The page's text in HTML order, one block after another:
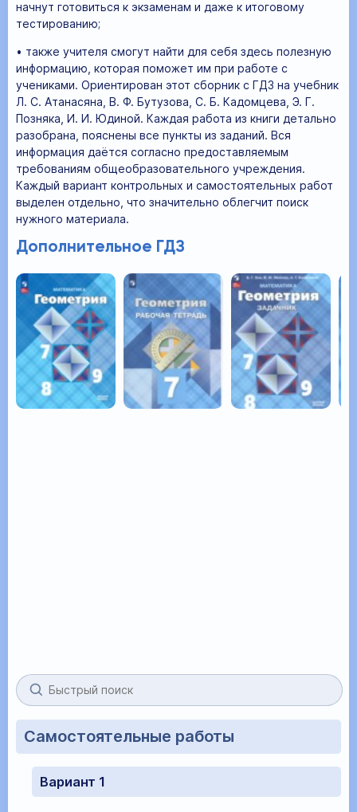
начнут готовиться к экзаменам и даже к итоговому
тестированию;
• также учителя смогут найти для себя здесь полезную
информацию, которая поможет им при работе с
учениками. Ориентирован этот сборник с ГДЗ на учебник
Л. С. Атанасяна, В. Ф. Бутузова, С. Б. Кадомцева, Э. Г.
Позняка, И. И. Юдиной. Каждая работа из книги детально
разобрана, пояснены все пункты из заданий. Вся
информация даётся согласно предоставляемым
требованиям общеобразовательного учреждения.
Каждый вариант контрольных и самостоятельных работ
выделен отдельно, что значительно облегчит поиск
нужного материала.
Дополнительное ГДЗ
Самостоятельные работы
Вариант 1